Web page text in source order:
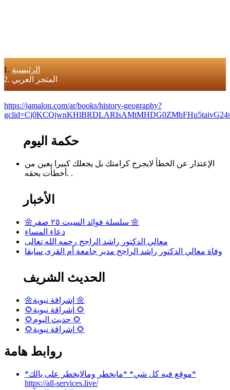
الرئيسية
المتجر العربي
https://jamalon.com/ar/books/history-geography?
حكمة اليوم
الإعتذار عن الخطأ لايجرح كرامتك بل يجعلك كبيرا بعين من
أخطأت بحقه. .
الأخبار
🌼سلسلة فوائد السبت ٢٥ صفر 🌼
دعاء المساء
معالي الدكتور راشد الراجح رحمه الله تعالى
وفاة معالي الدكتور راشد الراجح مدير جامعة أم القرى سابقا
الحديث الشريف
🌼إشراقة نبوية 🌼
🌻إشراقة نبوية 🌻
🌻حديث اليوم 🌻
🌻إشراقة نبوية 🌻
روابط هامة
*موقع فيه كل شي* *مايخطر ومالايخطر على بالك*
https://all-services.live/